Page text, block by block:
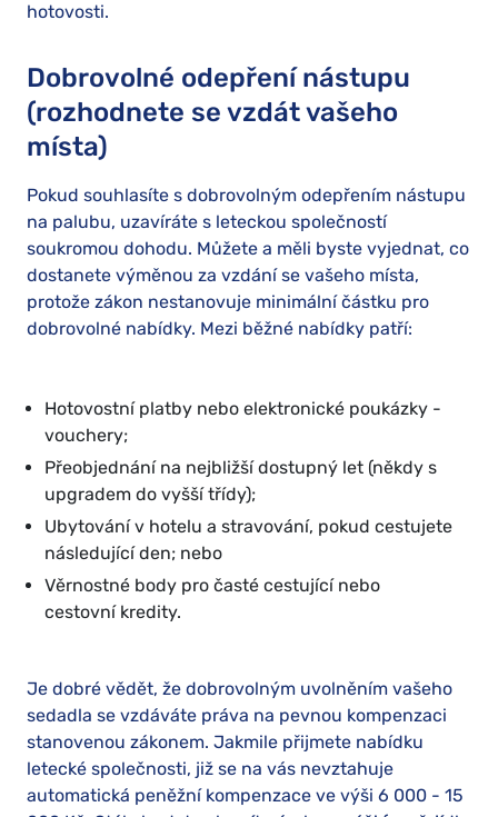
hotovosti.
Dobrovolné odepření nástupu
(rozhodnete se vzdát vašeho
místa)
Pokud souhlasíte s dobrovolným odepřením nástupu
na palubu, uzavíráte s leteckou společností
soukromou dohodu. Můžete a měli byste vyjednat, co
dostanete výměnou za vzdání se vašeho místa,
protože zákon nestanovuje minimální částku pro
dobrovolné nabídky. Mezi běžné nabídky patří:
Hotovostní platby nebo elektronické poukázky -
vouchery;
Přeobjednání na nejbližší dostupný let (někdy s
upgradem do vyšší třídy);
Ubytování v hotelu a stravování, pokud cestujete
následující den; nebo
Věrnostné body pro časté cestující nebo
cestovní kredity.
Je dobré vědět, že dobrovolným uvolněním vašeho
sedadla se vzdáváte práva na pevnou kompenzaci
stanovenou zákonem. Jakmile přijmete nabídku
letecké společnosti, již se na vás nevztahuje
automatická peněžní kompenzace ve výši 6 000 - 15